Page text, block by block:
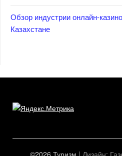
Обзор индустрии онлайн-
Казахстане
©2026 Туризм | Дизайн: